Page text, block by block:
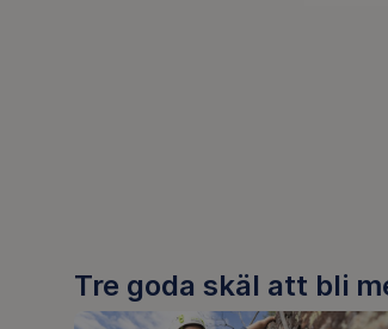
Tre goda skäl att bli